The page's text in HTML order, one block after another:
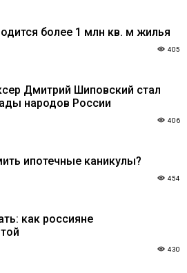
более 1 млн кв. м жилья
405
Дмитрий Шиповский стал
народов России
406
ипотечные каникулы?
454
как россияне
430